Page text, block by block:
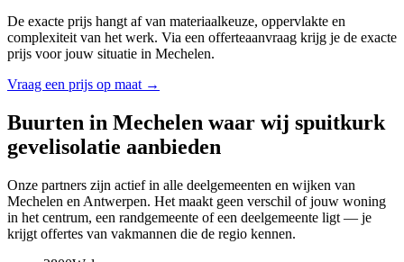
De exacte prijs hangt af van materiaalkeuze, oppervlakte en
complexiteit van het werk. Via een offerteaanvraag krijg je de exacte
prijs voor jouw situatie in Mechelen.
Vraag een prijs op maat →
Buurten in Mechelen waar wij spuitkurk
gevelisolatie aanbieden
Onze partners zijn actief in alle deelgemeenten en wijken van
Mechelen en Antwerpen. Het maakt geen verschil of jouw woning
in het centrum, een randgemeente of een deelgemeente ligt — je
krijgt offertes van vakmannen die de regio kennen.